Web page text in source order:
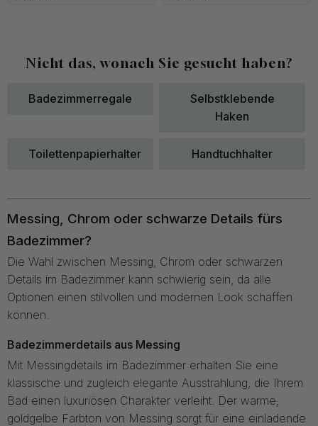
Nicht das, wonach Sie gesucht haben?
Badezimmerregale
Selbstklebende
Haken
Toilettenpapierhalter Handtuchhalter
Messing, Chrom oder schwarze Details fürs
Badezimmer?
Die Wahl zwischen Messing, Chrom oder schwarzen
Details im Badezimmer kann schwierig sein, da alle
Optionen einen stilvollen und modernen Look schaffen
können.
Badezimmerdetails aus Messing
Mit Messingdetails im Badezimmer erhalten Sie eine
klassische und zugleich elegante Ausstrahlung, die Ihrem
Bad einen luxuriösen Charakter verleiht. Der warme,
goldgelbe Farbton von Messing sorgt für eine einladende